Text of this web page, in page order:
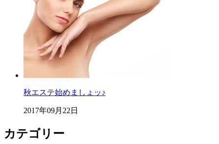
秋エステ始めましょッ♪
2017年09月22日
カテゴリー